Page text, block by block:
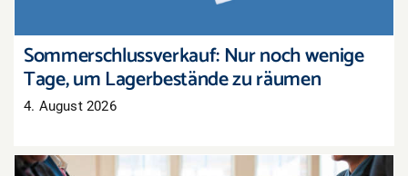
Sommerschlussverkauf: Nur noch wenige
Tage, um Lagerbestände zu räumen
4. August 2026